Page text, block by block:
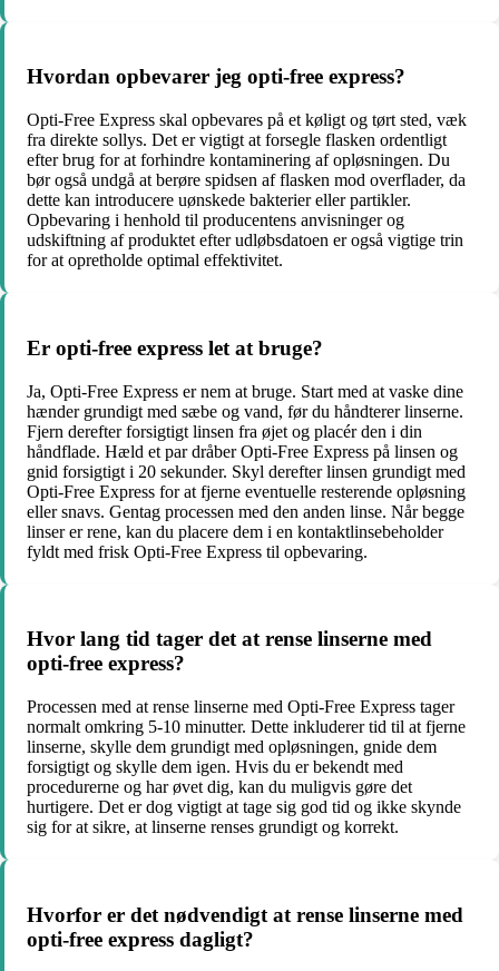
Hvordan opbevarer jeg opti-free express?
Opti-Free Express skal opbevares på et køligt og tørt sted, væk
fra direkte sollys. Det er vigtigt at forsegle flasken ordentligt
efter brug for at forhindre kontaminering af opløsningen. Du
bør også undgå at berøre spidsen af ​​flasken mod overflader, da
dette kan introducere uønskede bakterier eller partikler.
Opbevaring i henhold til producentens anvisninger og
udskiftning af produktet efter udløbsdatoen er også vigtige trin
for at opretholde optimal effektivitet.
Er opti-free express let at bruge?
Ja, Opti-Free Express er nem at bruge. Start med at vaske dine
hænder grundigt med sæbe og vand, før du håndterer linserne.
Fjern derefter forsigtigt linsen fra øjet og placér den i din
håndflade. Hæld et par dråber Opti-Free Express på linsen og
gnid forsigtigt i 20 sekunder. Skyl derefter linsen grundigt med
Opti-Free Express for at fjerne eventuelle resterende opløsning
eller snavs. Gentag processen med den anden linse. Når begge
linser er rene, kan du placere dem i en kontaktlinsebeholder
fyldt med frisk Opti-Free Express til opbevaring.
Hvor lang tid tager det at rense linserne med
opti-free express?
Processen med at rense linserne med Opti-Free Express tager
normalt omkring 5-10 minutter. Dette inkluderer tid til at fjerne
linserne, skylle dem grundigt med opløsningen, gnide dem
forsigtigt og skylle dem igen. Hvis du er bekendt med
procedurerne og har øvet dig, kan du muligvis gøre det
hurtigere. Det er dog vigtigt at tage sig god tid og ikke skynde
sig for at sikre, at linserne renses grundigt og korrekt.
Hvorfor er det nødvendigt at rense linserne med
opti-free express dagligt?